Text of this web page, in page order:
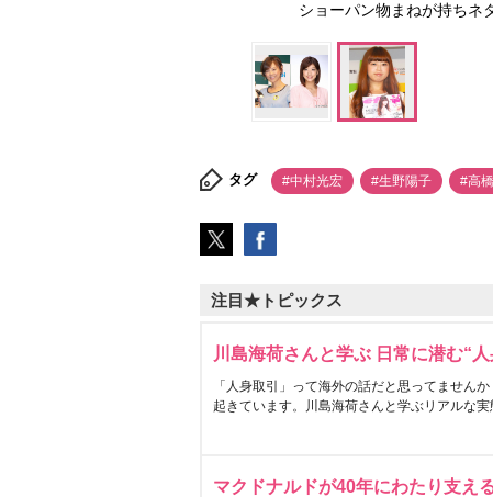
ショーパン物まねが持ち
タグ #中村光宏 #生野陽子 #高
注目★トピックス
川島海荷さんと学ぶ 日常に潜む“
「人身取引」って海外の話だと思ってません
起きています。川島海荷さんと学ぶリアルな実
マクドナルドが40年にわたり支え